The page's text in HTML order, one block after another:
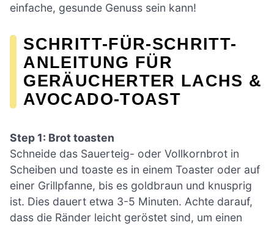
einfache, gesunde Genuss sein kann!
SCHRITT-FÜR-SCHRITT-
ANLEITUNG FÜR
GERÄUCHERTER LACHS &
AVOCADO-TOAST
Step 1: Brot toasten
Schneide das Sauerteig- oder Vollkornbrot in
Scheiben und toaste es in einem Toaster oder auf
einer Grillpfanne, bis es goldbraun und knusprig
ist. Dies dauert etwa 3-5 Minuten. Achte darauf,
dass die Ränder leicht geröstet sind, um einen